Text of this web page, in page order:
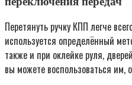
Перетянуть ручку КПП легче
используется определённый
также и при оклейке руля,
вы можете воспользоваться им,